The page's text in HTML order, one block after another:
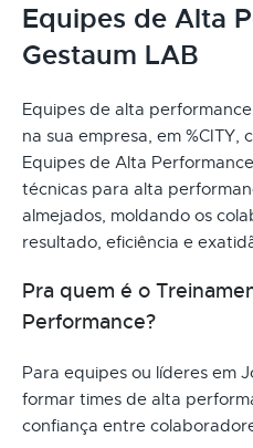
Equipes de Alta
Gestaum LAB
Equipes de alta
na sua empresa, em %CITY,
Equipes de Alta
técnicas para alta
almejados, moldando os
resultado, eficiência e
Pra quem é o
Performance?
Para equipes ou líderes em
formar times de alta
confiança entre